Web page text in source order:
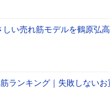
い売れ筋モデルを鶴原弘高
ランキング｜失敗しないお